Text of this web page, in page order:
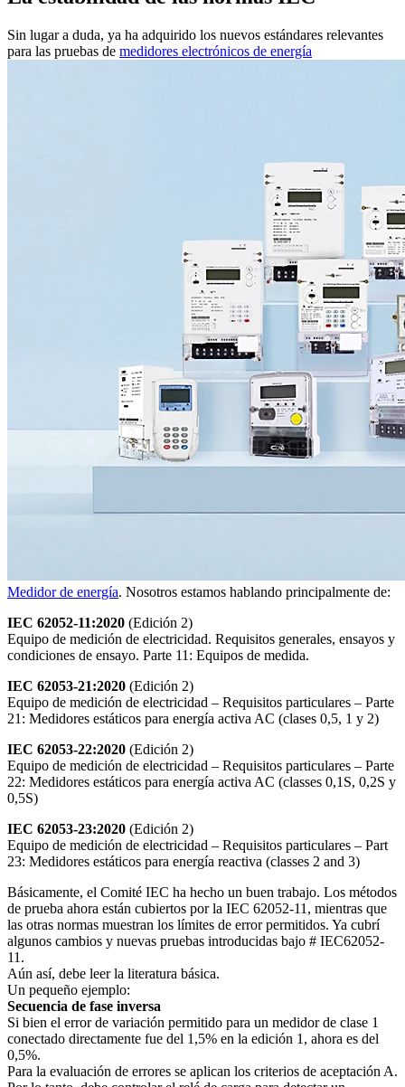
Sin lugar a duda, ya ha adquirido los nuevos estándares relevantes
para las pruebas de medidores electrónicos de energía
Medidor de energía. Nosotros estamos hablando principalmente de:
IEC 62052-11:2020 (Edición 2)
Equipo de medición de electricidad. Requisitos generales, ensayos y
condiciones de ensayo. Parte 11: Equipos de medida.
IEC 62053-21:2020 (Edición 2)
Equipo de medición de electricidad – Requisitos particulares – Parte
21: Medidores estáticos para energía activa AC (clases 0,5, 1 y 2)
IEC 62053-22:2020 (Edición 2)
Equipo de medición de electricidad – Requisitos particulares – Parte
22: Medidores estáticos para energía activa AC (classes 0,1S, 0,2S y
0,5S)
IEC 62053-23:2020 (Edición 2)
Equipo de medición de electricidad – Requisitos particulares – Part
23: Medidores estáticos para energía reactiva (classes 2 and 3)
Básicamente, el Comité IEC ha hecho un buen trabajo. Los métodos
de prueba ahora están cubiertos por la IEC 62052-11, mientras que
las otras normas muestran los límites de error permitidos. Ya cubrí
algunos cambios y nuevas pruebas introducidas bajo # IEC62052-
11.
Aún así, debe leer la literatura básica.
Un pequeño ejemplo:
Secuencia de fase inversa
Si bien el error de variación permitido para un medidor de clase 1
conectado directamente fue del 1,5% en la edición 1, ahora es del
0,5%.
Para la evaluación de errores se aplican los criterios de aceptación A.